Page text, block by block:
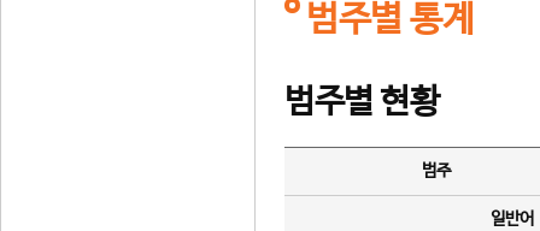
범주별 통계
범주별 현황
범주
일반어